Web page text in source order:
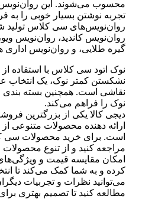
محسوب می‌شوند. این
تجربه نوشتن بسیار خوبی را به
روان‌نویس‌های سی کلاس تولید
روان‌نویس کاندید، روان‌نویس
گیره طلایی، و روان‌نویس اداری
نوک اتود سی کلاس با استفاده
نشکستن کمتر نوک، یک انتخاب
نقاشی است. همچنین بسته بندی
نوک را فراهم می‌کند.
دیجی کالا یکی از بزرگترین
ارائه دهنده محصولات متنوعی از
است. برای خرید محصولات سی
مراجعه کنید و از تنوع محصولات
امکان مقایسه قیمت و
کرده و به شما کمک می‌کند تا
می‌توانید نظرات و تجربیات
مطالعه کنید تا تصمیم بهتری